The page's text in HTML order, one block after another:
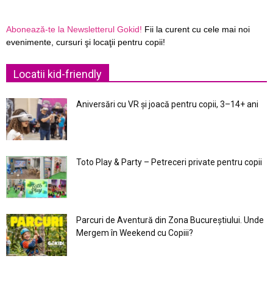
Abonează-te la Newsletterul Gokid! Fii la curent cu cele mai noi
evenimente, cursuri şi locaţii pentru copii!
Locatii kid-friendly
Aniversări cu VR și joacă pentru copii, 3–14+ ani
Toto Play & Party – Petreceri private pentru copii
Parcuri de Aventură din Zona Bucureştiului. Unde
Mergem în Weekend cu Copiii?